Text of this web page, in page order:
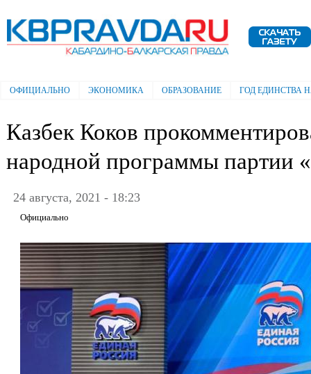
Электронная газета "Кабардино-
Балкарская правда"
Главное меню
ОФИЦИАЛЬНО ЭКОНОМИКА ОБРАЗОВАНИЕ ГОД ЕДИНСТВА
Казбек Коков
народной программы партии
24 августа, 2021 - 18:23
Официально